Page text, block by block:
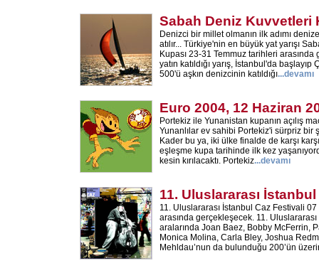
Sabah Deniz Kuvvetleri
Denizci bir millet olmanın ilk adımı
atılır... Türkiye'nin en büyük yat yarışı
Kupası 23-31 Temmuz tarihleri arasında
yatın katıldığı yarış, İstanbul'da
500'ü aşkın denizcinin katıldığı...devamı
Euro 2004, 12 Haziran
Portekiz ile Yunanistan kupanın açılış
Yunanlılar ev sahibi Portekiz'i sürpriz bir
Kader bu ya, iki ülke finalde de karşı
eşleşme kupa tarihinde ilk kez
kesin kırılacaktı. Portekiz...devamı
11. Uluslararası
11. Uluslararası İstanbul Caz Festivali
arasında gerçekleşecek. 11.
aralarında Joan Baez, Bobby McFerrin,
Monica Molina, Carla Bley, Joshua
Mehldau’nun da bulunduğu 200’ün